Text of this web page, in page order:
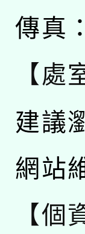
傳真
【處
建議
網站
【個